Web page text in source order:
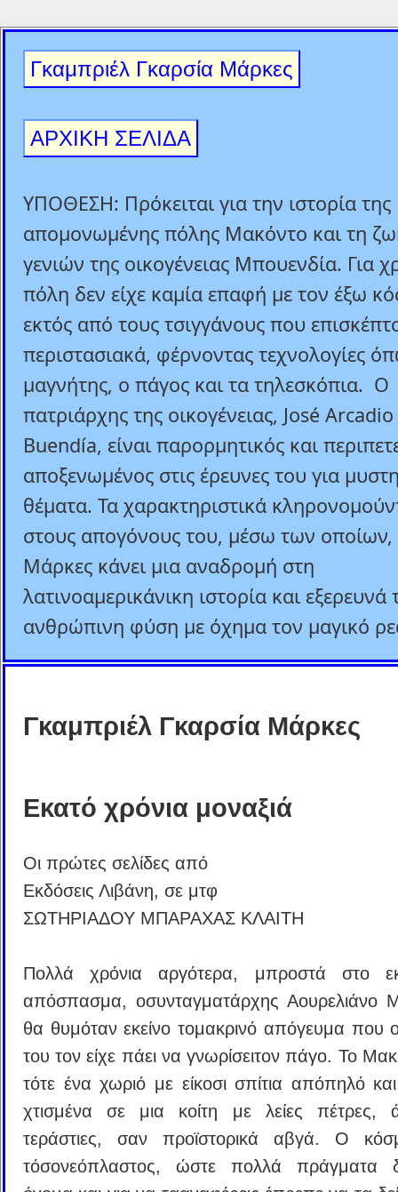
Γκαμπριέλ Γκαρσία Μάρκες
ΑΡΧΙΚΗ ΣΕΛΙΔΑ
ΥΠΟΘΕΣΗ: Πρόκειται για την ιστορία της
απομονωμένης πόλης Μακόντο και τη
γενιών της οικογένειας Μπουενδία. Για
πόλη δεν είχε καμία επαφή με τον έξω
εκτός από τους τσιγγάνους που
περιστασιακά, φέρνοντας τεχνολογίες
μαγνήτης, ο πάγος και τα τηλεσκόπια. Ο
πατριάρχης της οικογένειας, José Arcadio
Buendía, είναι παρορμητικός και
αποξενωμένος στις έρευνες του για
θέματα. Τα χαρακτηριστικά
στους απογόνους του, μέσω των οποίων,
Μάρκες κάνει μια αναδρομή στη
λατινοαμερικάνικη ιστορία και εξερευνά
ανθρώπινη φύση με όχημα τον μαγικό
Γκαμπριέλ Γκαρσία Μάρκες
Εκατό χρόνια μοναξιά
Οι πρώτες σελίδες από
Εκδόσεις Λιβάνη, σε μτφ
ΣΩΤΗΡΙΑΔΟΥ ΜΠΑΡΑΧΑΣ ΚΛΑΙΤΗ
Πολλά χρόνια αργότερα, μπροστά στο
απόσπασμα, οσυνταγματάρχης Αουρελιάνο
θα θυμόταν εκείνο τομακρινό απόγευμα που
του τον είχε πάει να γνωρίσειτον πάγο. Το
τότε ένα χωριό με είκοσι σπίτια απόπηλό
χτισμένα σε μια κοίτη με λείες πέτρες,
τεράστιες, σαν προϊστορικά αβγά. Ο
τόσονεόπλαστος, ώστε πολλά πράγματα